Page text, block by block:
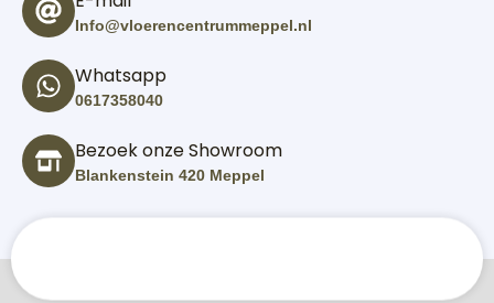
Info@vloerencentrummeppel.nl
Whatsapp
0617358040
Bezoek onze Showroom
Blankenstein 420 Meppel